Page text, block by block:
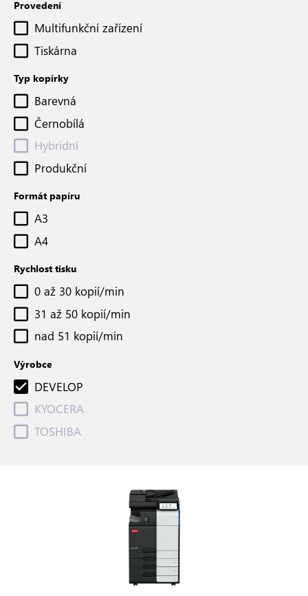
Provedení
Multifunkční zařízení
Tiskárna
Typ kopírky
Barevná
Černobílá
Hybridní
Produkční
Formát papíru
A3
A4
Rychlost tisku
0 až 30 kopií/min
31 až 50 kopií/min
nad 51 kopií/min
Výrobce
DEVELOP
KYOCERA
TOSHIBA